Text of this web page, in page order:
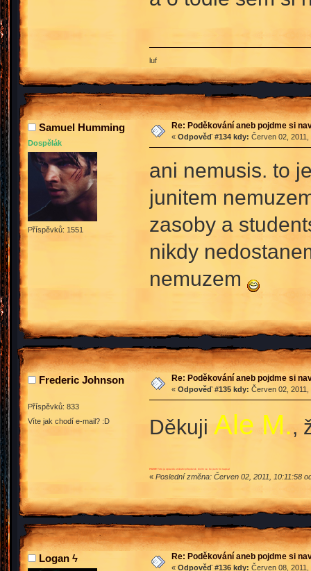
luf
Samuel Humming
Dospělák
Příspěvků: 1551
Re: Poděkování aneb pojdme si
« Odpověď #134 kdy: Červen 02,
ani nemusis. to
junitem
zasoby a
nikdy
nemuzem
Frederic Johnson
Příspěvků: 833
Víte jak chodí e-mail? :D
Re: Poděkování aneb pojdme si
« Odpověď #135 kdy: Červen 02,
Děkuji Ale M.,
POZOR! Toto je opravdu unikátní příspěvek, divím se, že jsem ho napsal
« Poslední změna: Červen 02, 2011, 10:11:58
Logan ϟ Re: Poděkování aneb pojdme si
« Odpověď #136 kdy: Červen 08,